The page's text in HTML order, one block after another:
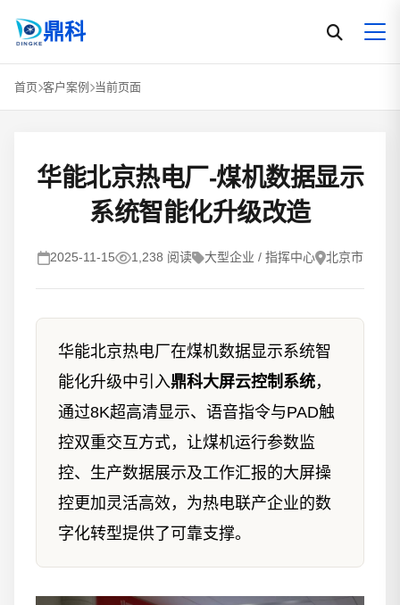
鼎科
首页 客户案例 当前页面
华能北京热电厂-煤机数据显示
系统智能化升级改造
2025-11-15 1,238 阅读 大型企业 / 指挥中心 北京市
华能北京热电厂在煤机数据显示系统智
能化升级中引入鼎科大屏云控制系统，
通过8K超高清显示、语音指令与PAD触
控双重交互方式，让煤机运行参数监
控、生产数据展示及工作汇报的大屏操
控更加灵活高效，为热电联产企业的数
字化转型提供了可靠支撑。